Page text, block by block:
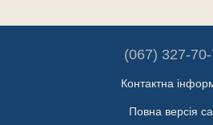
(067) 327-
Контактна
Повна версія